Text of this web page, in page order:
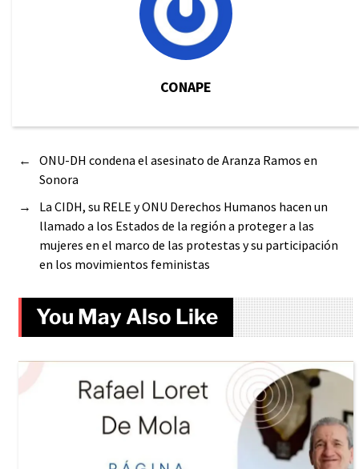
CONAPE
←
ONU-DH condena el asesinato de Aranza Ramos en
Sonora
→
La CIDH, su RELE y ONU Derechos Humanos hacen un
llamado a los Estados de la región a proteger a las
mujeres en el marco de las protestas y su participación
en los movimientos feministas
You May Also Like